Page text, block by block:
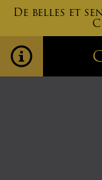
De belles et